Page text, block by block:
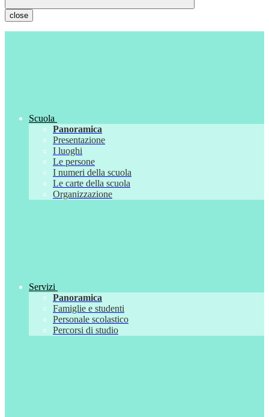
close
Scuola
Panoramica
Presentazione
I luoghi
Le persone
I numeri della scuola
Le carte della scuola
Organizzazione
Servizi
Panoramica
Famiglie e studenti
Personale scolastico
Percorsi di studio